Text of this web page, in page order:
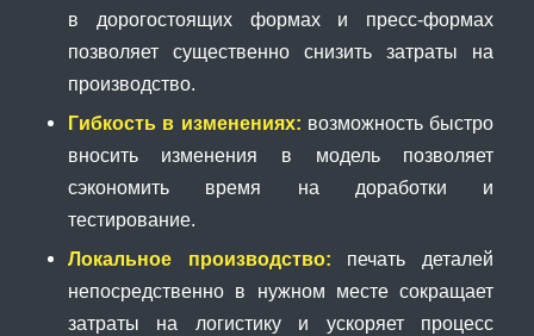
в дорогостоящих формах и пресс-формах
позволяет существенно снизить затраты на
производство.
Гибкость в изменениях: возможность быстро
вносить изменения в модель позволяет
сэкономить время на доработки и
тестирование.
Локальное производство: печать деталей
непосредственно в нужном месте сокращает
затраты на логистику и ускоряет процесс